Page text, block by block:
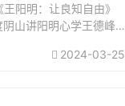
阳明：让良知自由》
山讲阳明心学王德峰
2024-03-25